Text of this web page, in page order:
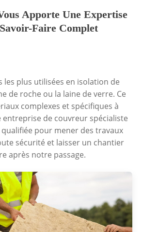
Apporte Une Expertise
Faire Complet
les plus utilisées en isolation de
de roche ou la laine de verre. Ce
complexes et spécifiques à
de couvreur spécialiste
pour mener des travaux
sécurité et laisser un chantier
après notre passage.